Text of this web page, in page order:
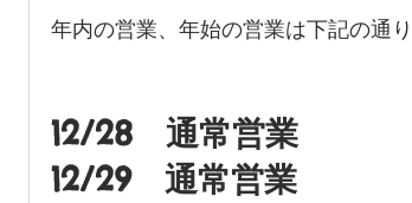
年内の営業、年始の営業は下記の通り
12/28　通常営業
12/29　通常営業